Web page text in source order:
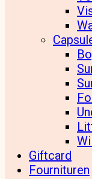
Giftcard
Fournituren